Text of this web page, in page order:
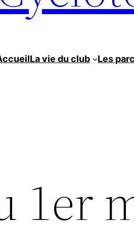
La vie du club Les
1er